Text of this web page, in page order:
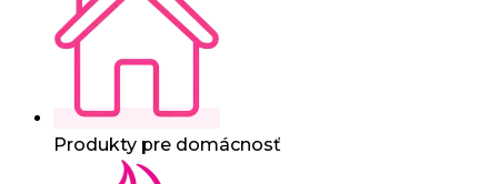
Produkty pre domácnosť